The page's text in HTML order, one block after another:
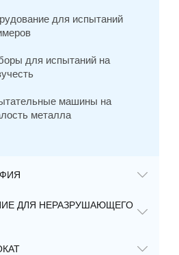
для испытаний
для испытаний на
машины на
металла
ДЛЯ НЕРАЗРУШАЮЩЕГО